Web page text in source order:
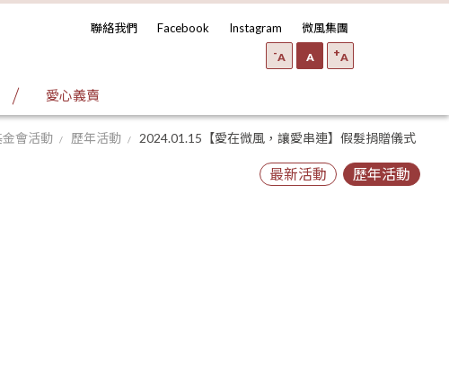
聯絡我們 Facebook Instagram 微風集團
+A
A
-A
愛心義賣
金會活動 歷年活動 2024.01.15【愛在微風，讓愛串連】假髮捐贈儀式
最新活動 歷年活動